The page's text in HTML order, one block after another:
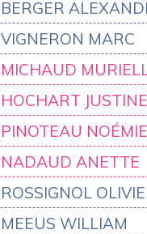
BERGER
VIGNERON MARC
MICHAUD
HOCHART JUSTINE
PINOTEAU NOÉMIE
NADAUD ANETTE
ROSSIGNOL
MEEUS WILLIAM